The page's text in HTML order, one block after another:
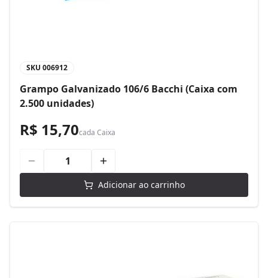
SKU 006912
Grampo Galvanizado 106/6 Bacchi (Caixa com
2.500 unidades)
R$ 15,70cada Caixa
Adicionar ao carrinho